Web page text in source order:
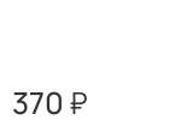
370